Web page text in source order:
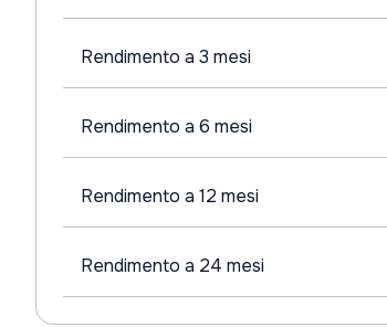
Rendimento a 3 mesi
Rendimento a 6 mesi
Rendimento a 12 mesi
Rendimento a 24 mesi